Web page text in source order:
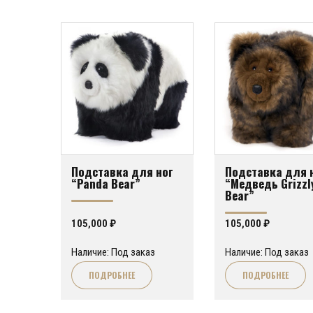
Подставка для ног
“Panda Bear”
105,000 ₽
Наличие: Под заказ
ПОДРОБНЕЕ
Подставка для
“Медведь
Bear”
105,000 ₽
Наличие: Под заказ
ПОДРОБНЕЕ